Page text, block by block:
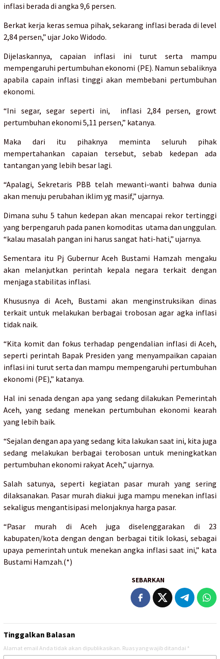
inflasi berada di angka 9,6 persen.
Berkat kerja keras semua pihak, sekarang inflasi berada di level
2,84 persen,” ujar Joko Widodo.
Dijelaskannya, capaian inflasi ini turut serta mampu
mempengaruhi pertumbuhan ekonomi (PE). Namun sebaliknya
apabila capain inflasi tinggi akan membebani pertumbuhan
ekonomi.
“Ini segar, segar seperti ini, inflasi 2,84 persen, growt
pertumbuhan ekonomi 5,11 persen,” katanya.
Maka dari itu pihaknya meminta seluruh pihak
mempertahankan capaian tersebut, sebab kedepan ada
tantangan yang lebih besar lagi.
“Apalagi, Sekretaris PBB telah mewanti-wanti bahwa dunia
akan menuju perubahan iklim yg masif,” ujarnya.
Dimana suhu 5 tahun kedepan akan mencapai rekor tertinggi
yang berpengaruh pada panen komoditas utama dan unggulan.
“kalau masalah pangan ini harus sangat hati-hati,” ujarnya.
Sementara itu Pj Gubernur Aceh Bustami Hamzah mengaku
akan melanjutkan perintah kepala negara terkait dengan
menjaga stabilitas inflasi.
Khususnya di Aceh, Bustami akan menginstruksikan dinas
terkait untuk melakukan berbagai trobosan agar agka inflasi
tidak naik.
“Kita komit dan fokus terhadap pengendalian inflasi di Aceh,
seperti perintah Bapak Presiden yang menyampaikan capaian
inflasi ini turut serta dan mampu mempengaruhi pertumbuhan
ekonomi (PE),” katanya.
Hal ini senada dengan apa yang sedang dilakukan Pemerintah
Aceh, yang sedang menekan pertumbuhan ekonomi kearah
yang lebih baik.
“Sejalan dengan apa yang sedang kita lakukan saat ini, kita juga
sedang melakukan berbagai terobosan untuk meningkatkan
pertumbuhan ekonomi rakyat Aceh,” ujarnya.
Salah satunya, seperti kegiatan pasar murah yang sering
dilaksanakan. Pasar murah diakui juga mampu menekan inflasi
sekaligus mengantisipasi melonjaknya harga pasar.
“Pasar murah di Aceh juga diselenggarakan di 23
kabupaten/kota dengan dengan berbagai titik lokasi, sebagai
upaya pemerintah untuk menekan angka inflasi saat ini,” kata
Bustami Hamzah.(*)
SEBARKAN
Tinggalkan Balasan
Alamat email Anda tidak akan dipublikasikan. Ruas yang wajib ditandai *